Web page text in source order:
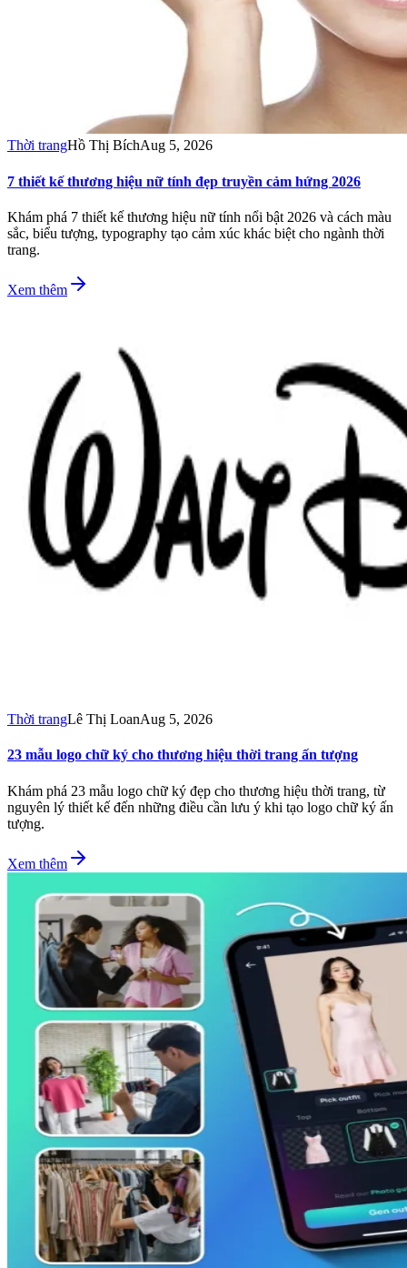
Thời trangHồ Thị BíchAug 5, 2026
7 thiết kế thương hiệu nữ tính đẹp truyền cảm hứng 2026
Khám phá 7 thiết kế thương hiệu nữ tính nổi bật 2026 và cách màu
sắc, biểu tượng, typography tạo cảm xúc khác biệt cho ngành thời
trang.
Xem thêm
Thời trangLê Thị LoanAug 5, 2026
23 mẫu logo chữ ký cho thương hiệu thời trang ấn tượng
Khám phá 23 mẫu logo chữ ký đẹp cho thương hiệu thời trang, từ
nguyên lý thiết kế đến những điều cần lưu ý khi tạo logo chữ ký ấn
tượng.
Xem thêm